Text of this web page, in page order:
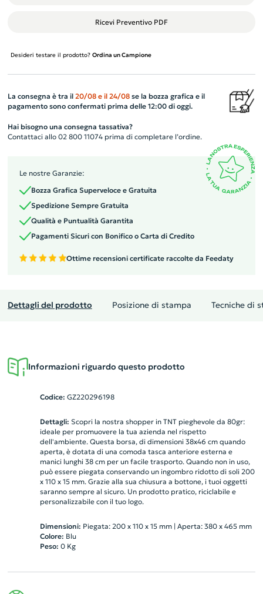
Ricevi Preventivo PDF
Desideri testare il prodotto? Ordina un Campione
La consegna è tra il 20/08 e il 24/08se la bozza grafica e il
pagamento sono confermati prima delle 12:00 di oggi.
Hai bisogno una consegna tassativa?
Contattaci allo 02 800 11074 prima di completare l’ordine.
Le nostre Garanzie:
Bozza Grafica Superveloce e Gratuita
Spedizione Sempre Gratuita
Qualità e Puntualità Garantita
Pagamenti Sicuri con Bonifico o Carta di Credito
Ottime recensioni certificate raccolte da Feedaty
Dettagli del prodotto Posizione di stampa Tecniche di
Informazioni riguardo questo prodotto
Codice: GZ220296198
Dettagli: Scopri la nostra shopper in TNT pieghevole da 80gr:
ideale per promuovere la tua azienda nel rispetto
dell'ambiente. Questa borsa, di dimensioni 38x46 cm quando
aperta, è dotata di una comoda tasca anteriore esterna e
manici lunghi 38 cm per un facile trasporto. Quando non in uso,
può essere piegata conservando un ingombro ridotto di soli 200
x 110 x 15 mm. Grazie alla sua chiusura a bottone, i tuoi oggetti
saranno sempre al sicuro. Un prodotto pratico, riciclabile e
personalizzabile con il tuo logo.
Dimensioni: Piegata: 200 x 110 x 15 mm | Aperta: 380 x 465 mm
Colore: Blu
Peso: 0Kg